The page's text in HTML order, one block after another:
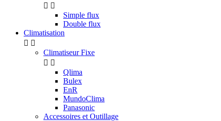
 
Simple flux
Double flux
Climatisation
 
Climatiseur Fixe
 
Qlima
Bulex
EnR
MundoClima
Panasonic
Accessoires et Outillage